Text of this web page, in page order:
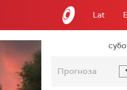
Lat
Прогноза